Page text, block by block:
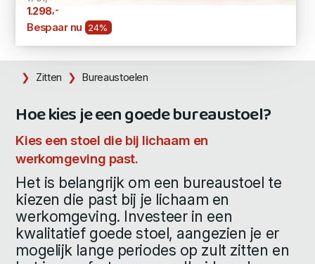
1.298,-
Bespaar nu 24%
Zitten Bureaustoelen
Hoe kies je een goede bureaustoel?
Kies een stoel die bij lichaam en
werkomgeving past.
Het is belangrijk om een bureaustoel te
kiezen die past bij je lichaam en
werkomgeving. Investeer in een
kwalitatief goede stoel, aangezien je er
mogelijk lange periodes op zult zitten en